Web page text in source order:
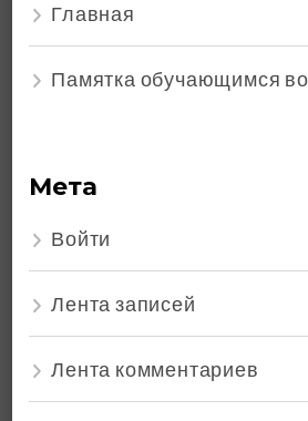
Главная
Памятка обучающимся
Мета
Войти
Лента записей
Лента комментариев